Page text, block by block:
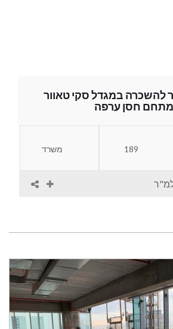
189 מר להשכרה במגדל סקי טאוור
חסן ערפה
189 משרד